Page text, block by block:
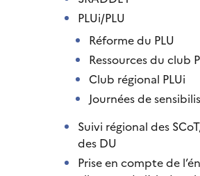
PLUi/PLU
Réforme du PLU
Ressources du club
Club régional PLUi
Journées de
Suivi régional des
des DU
Prise en compte de